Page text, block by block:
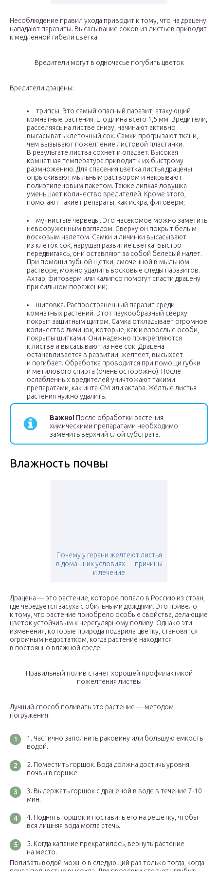
Несоблюдение правил ухода приводит к тому, что на драцену
нападают паразиты. Высасывание соков из листьев приводит
к медленной гибели цветка.
Вредители могут в одночасье погубить цветок
Вредители драцены:
трипсы. Это самый опасный паразит, атакующий
комнатные растения. Его длина всего 1,5 мм. Вредители,
расселяясь на листве снизу, начинают активно
высасывать клеточный сок. Самки прогрызают ткани,
чем вызывают пожелтение листовой пластинки.
В результате листва сохнет и опадает. Высокая
комнатная температура приводит к их быстрому
размножению. Для спасения цветка листья драцены
опрыскивают мыльным раствором и накрывают
полиэтиленовым пакетом. Также липкая ловушка
уменьшает количество вредителей. Кроме этого,
помогают такие препараты, как искра, фитоверм;
мучнистые червецы. Это насекомое можно заметить
невооруженным взглядом. Сверху он покрыт белым
восковым налетом. Самки и личинки высасывают
из клеток сок, нарушая развитие цветка. Быстро
передвигаясь, они оставляют за собой белесый налет.
При помощи зубной щетки, смоченной в мыльном
растворе, можно удалить восковые следы паразитов.
Ахтар, фитоверм или калипсо помогут спасти драцену
при сильном поражении;
щитовка. Распространенный паразит среди
комнатных растений. Этот паукообразный сверху
покрыт защитным щитом. Самка откладывает огромное
количество личинок, которые, как и взрослые особи,
покрыты щитками. Они надежно прикрепляются
к листве и высасывают из нее сок. Драцена
останавливается в развитии, желтеет, высыхает
и погибает. Обработка проводится при помощи губки
и метилового спирта (очень осторожно). После
ослабленных вредителей уничтожают такими
препаратами, как инта-СМ или актара. Жёлтые листья
растения нужно удалить.
Важно! После обработки растения
химическими препаратами необходимо
заменить верхний слой субстрата.
Влажность почвы
Почему у герани желтеют листья
в домашних условиях — причины
и лечение
Драцена ­— это растение, которое попало в Россию из стран,
где чередуется засуха с обильными дождями. Это привело
к тому, что растение приобрело особые свойства, делающие
цветок устойчивым к нерегулярному поливу. Однако эти
изменения, которые природа подарила цветку, становятся
огромным недостатком, когда растение находится
в постоянно влажной среде.
Правильный полив станет хорошей профилактикой
пожелтения листвы
Лучший способ поливать это растение — методом
погружения:
Частично заполнить раковину или большую емкость
водой.
Поместить горшок. Вода должна достичь уровня
почвы в горшке.
Выдержать горшок с драценой в воде в течение 7-10
мин.
Поднять горшок и поставить его на решетку, чтобы
вся лишняя вода могла стечь.
Когда капание прекратилось, вернуть растение
на место.
Поливать водой можно в следующий раз только тогда, когда